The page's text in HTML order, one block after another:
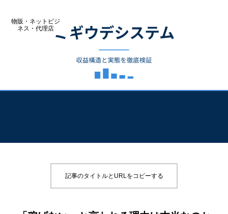
物販・ネットビジ
ネス・代理店
記事のタイトルとURLをコピーする